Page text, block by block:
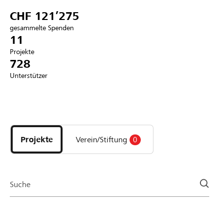
Anmelden
DE FR IT
CHF 121’275
gesammelte Spenden
11
Projekte
728
Unterstützer
Projekte
und
Organisationen
Projekte Verein/Stiftung 0
Suche